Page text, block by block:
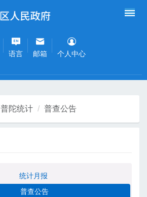
语言 邮箱 个人中心
普陀统计 普查公告
统计月报
普查公告